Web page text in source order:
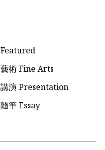
Featured
藝術 Fine Arts
講演 Presentation
隨筆 Essay